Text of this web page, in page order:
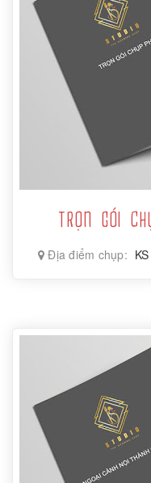
TRỌN GÓI
Địa điểm chụp: